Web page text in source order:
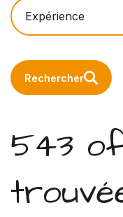
Rechercher
543